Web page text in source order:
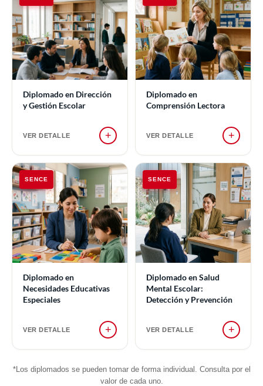
Diplomado en Dirección
y Gestión Escolar
VER DETALLE +
Diplomado en
Comprensión Lectora
VER DETALLE +
SENCE
Diplomado en
Necesidades Educativas
Especiales
VER DETALLE +
SENCE
Diplomado en Salud
Mental Escolar:
Detección y Prevención
VER DETALLE +
*Los diplomados se pueden tomar de forma individual. Consulta por el
valor de cada uno.